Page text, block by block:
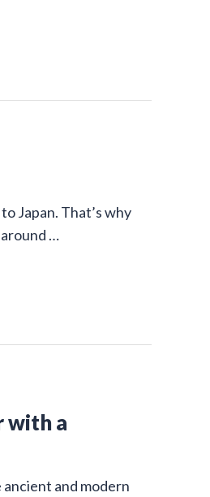
Japan. That’s why
…
with a
and modern